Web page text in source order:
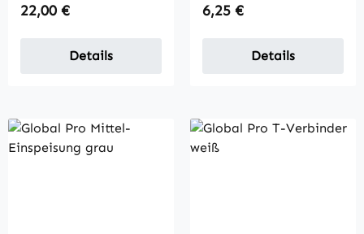
Regulärer Preis:
22,00 €
Details
Regulärer Preis:
6,25 €
Details